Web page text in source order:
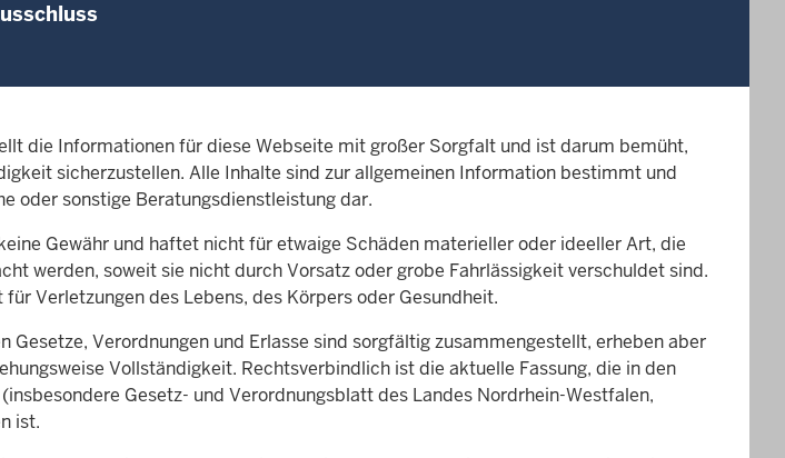
die Informationen für diese Webseite mit großer Sorgfalt und ist darum bemüht,
sicherzustellen. Alle Inhalte sind zur allgemeinen Information bestimmt und
oder sonstige Beratungsdienstleistung dar.
Gewähr und haftet nicht für etwaige Schäden materieller oder ideeller Art, die
werden, soweit sie nicht durch Vorsatz oder grobe Fahrlässigkeit verschuldet sind.
Verletzungen des Lebens, des Körpers oder Gesundheit.
Gesetze, Verordnungen und Erlasse sind sorgfältig zusammengestellt, erheben aber
Vollständigkeit. Rechtsverbindlich ist die aktuelle Fassung, die in den
Gesetz- und Verordnungsblatt des Landes Nordrhein-Westfalen,
ist.